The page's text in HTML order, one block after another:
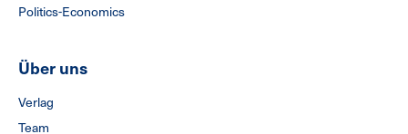
Politics-Economics
Über uns
Verlag
Team